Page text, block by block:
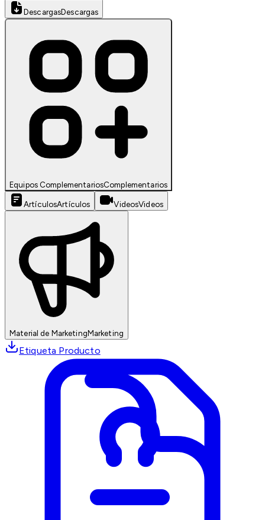
DescargasDescargas
Equipos ComplementariosComplementarios
ArtículosArtículos VideosVideos
Material de MarketingMarketing
Etiqueta Producto